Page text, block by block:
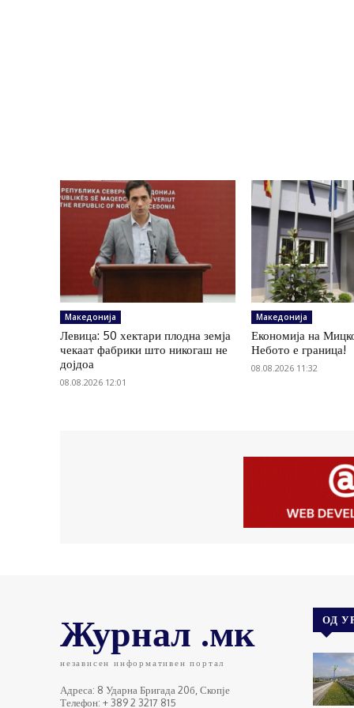
Македонија
Левица: 50 хектари плодна земја
чекаат фабрики што никогаш не
дојдоа
08.08.2026 12:01
Македонија
Економија на
Небото е граница!
08.08.2026 11:32
Журнал .мк
независен информативен портал
Адреса: 8 Ударна Бригада 20б, Скопје
Телефон: + 389 2 3217 815
ОД